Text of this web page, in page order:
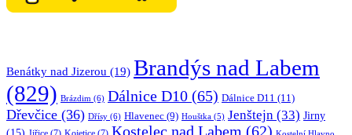
Benátky nad Jizerou (19) Brandýs nad Labem
(829) Brázdim (6) Dálnice D10 (65) Dálnice D11 (11)
Dřevčice (36) Dřísy (6) Hlavenec (9) Houštka (5) Jenštejn (33) Jirny
Kostelec nad Labem (62)